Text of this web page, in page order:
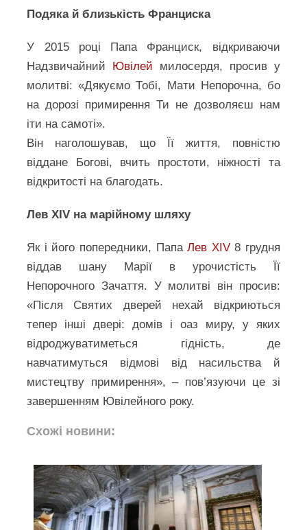
Подяка й близькість Франциска
У 2015 році Папа Франциск, відкриваючи
Надзвичайний Ювілей милосердя, просив у
молитві: «Дякуємо Тобі, Мати Непорочна, бо
на дорозі примирення Ти не дозволяєш нам
іти на самоті».
Він наголошував, що Її життя, повністю
віддане Богові, вчить простоти, ніжності та
відкритості на благодать.
Лев XIV на марійному шляху
Як і його попередники, ПапаЛев XIV8 грудня
віддав шану Марії в урочистість Її
Непорочного Зачаття. У молитві він просив:
«Після Святих дверей нехай відкриються
тепер інші двері: домів і оаз миру, у яких
відроджуватиметься гідність, де
навчатимуться відмові від насильства й
мистецтву примирення», – пов’язуючи це зі
завершенням Ювілейного року.
Схожі новини: